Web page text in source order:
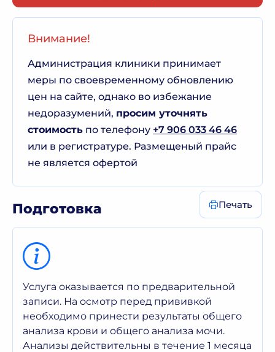
Внимание!
Администрация клиники принимает
меры по своевременному обновлению
цен на сайте, однако во избежание
недоразумений, просим уточнять
стоимость по телефону +7 906 033 46 46
или в регистратуре. Размещеный прайс
не является офертой
Подготовка Печать
Услуга оказывается по предварительной
записи. На осмотр перед прививкой
необходимо принести результаты общего
анализа крови и общего анализа мочи.
Анализы действительны в течение 1 месяца